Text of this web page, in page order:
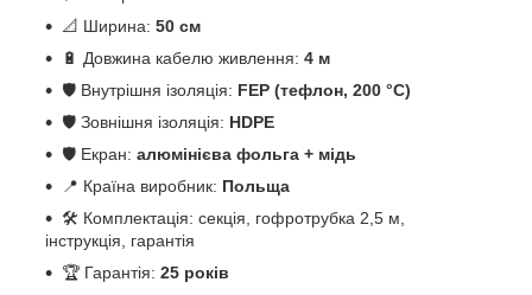
📐 Ширина: 50 см
🔋 Довжина кабелю живлення: 4 м
🛡️ Внутрішня ізоляція: FEP (тефлон, 200 °C)
🛡️ Зовнішня ізоляція: HDPE
🛡️ Екран: алюмінієва фольга + мідь
📍 Країна виробник: Польща
🛠️ Комплектація: секція, гофротрубка 2,5 м,
інструкція, гарантія
🏆 Гарантія: 25 років